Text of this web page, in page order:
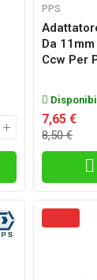
PPS
Da
Ccw Per
7,65 €
8,50 €